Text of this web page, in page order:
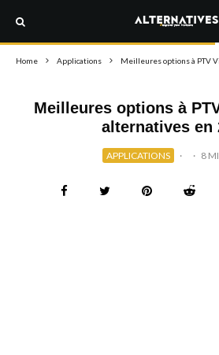
Home Applications Meilleures options à PTV
Meilleures options à
alternatives en
APPLICATIONS · · 8